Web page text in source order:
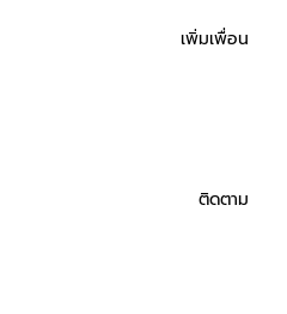
เพิ่มเพื่อน
ติดตาม